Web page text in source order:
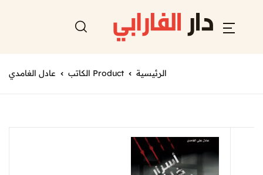
الرئيسية Product الكاتب عادل الغامدي